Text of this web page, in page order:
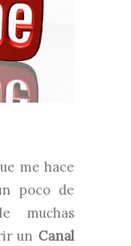
me hace
poco de
muchas
un Canal